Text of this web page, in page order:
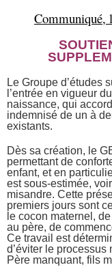
Communiqué, l
Le Groupe d’études
l’entrée en vigueur
naissance, qui
indemnisé de un à
existants.
Dès sa création, le
permettant de
enfant, et en
est sous-estimée,
misandre. Cette
premiers jours sont
le cocon maternel,
au père, de
Ce travail est
d’éviter le
Père manquant, fils